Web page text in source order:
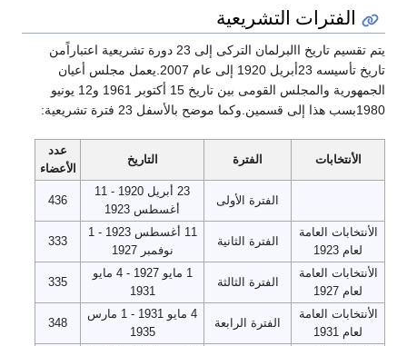
الفترات التشريعية
يتم تقسيم تاريخ االبرلمان التركى إلى 23 دورة تشريعية اعتباراًمن
تاريخ تأسيسه 23أبريل 1920 إلى عام 2007.يعمل مجلس أعيان
الجمهورية والمجلس القومى بين تاريخ 15 أكتوبر 1961 و12 يونيو
1980بسب هذا إلى قسمين.وكما موضح بالأسفل 23 فترة تشريعية:
الأنتخابات الفترة التاريخ
عدد
الأعضاء
الفترة الأولى
23 أبريل 1920 - 11
أغسطس 1923
436
الأنتخابات العامة
لعام 1923
الفترة الثانية
11 أغسطس 1923 - 1
نوفمبر 1927
333
الأنتخابات العامة
لعام 1927
الفترة الثالثة
1 مايو 1927 - 4 مايو
1931
335
الأنتخابات العامة
لعام 1931
الفترة الرابعة
4 مايو 1931 - 1 مارس
1935
348